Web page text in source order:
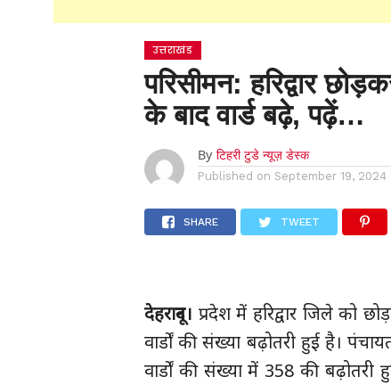
उत्तराखंड
परिसीमन: हरिद्वार
के बाद वार्ड बढ़े, पढ़ें…
By टिहरी टुडे न्यूज़ डेस्क
Published on September 19, 2024
SHARE TWEET
देहरादून। प्रदेश में हरिद्वार जिले को
वार्डों की संख्या बढ़ोतरी हुई है।
वार्डों की संख्या में 358 की